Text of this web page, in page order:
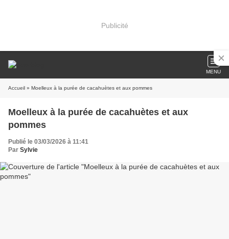
Publicité
MENU
Accueil » Moelleux à la purée de cacahuètes et aux pommes
Moelleux à la purée de cacahuètes et aux
pommes
Publié le 03/03/2026 à 11:41
Par Sylvie